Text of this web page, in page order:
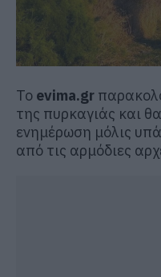
Το evima.gr
της πυρκαγιάς και
ενημέρωση μόλις
από τις αρμόδιες